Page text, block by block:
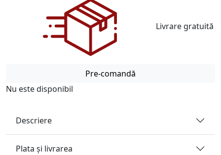
Livrare gratuită
Pre-comandă
Nu este disponibil
Descriere
Plata și livrarea